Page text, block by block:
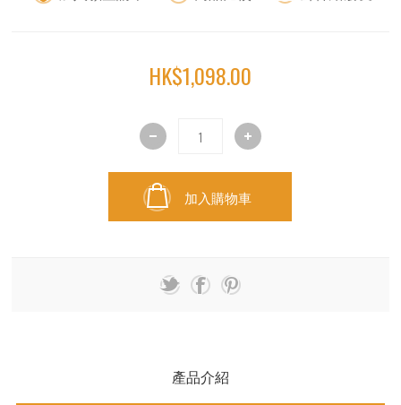
HK$1,098.00
加入購物車
產品介紹